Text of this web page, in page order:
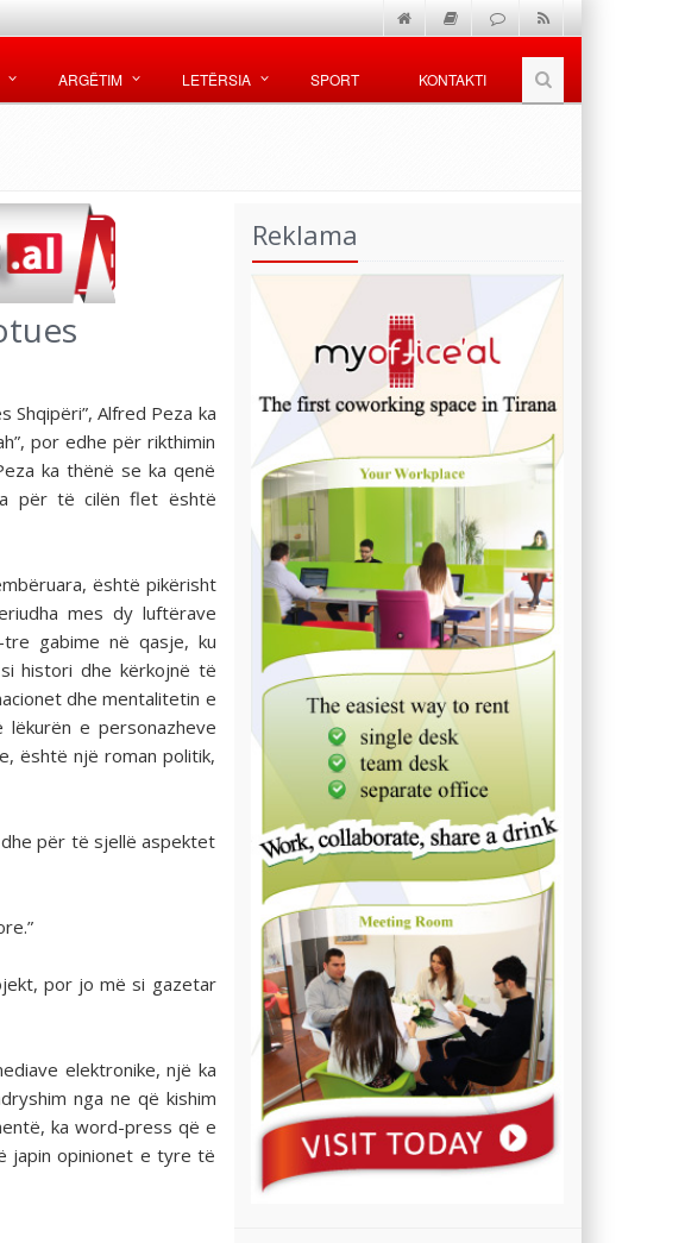
ARGËTIM LETËRSIA SPORT KONTAKTI
Shqipëri”, Alfred Peza ka
por edhe për rikthimin
ka thënë se ka qenë
për të cilën flet është
është pikërisht
mes dy luftërave
gabime në qasje, ku
histori dhe kërkojnë të
dhe mentalitetin e
e personazheve
është një roman politik,
për të sjellë aspektet
por jo më si gazetar
elektronike, një ka
nga ne që kishim
ka word-press që e
japin opinionet e tyre të
Reklama